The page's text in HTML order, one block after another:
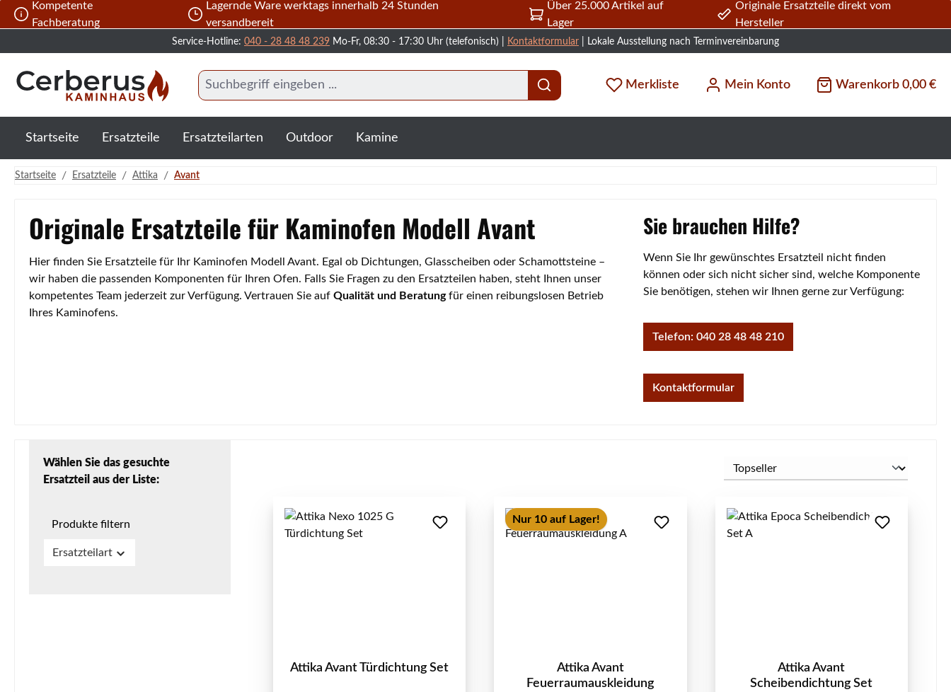
Hauptinhalt springen
Zur Suche springen
Zur Hauptnavigation springen
Kompetente
Fachberatung
Lagernde Ware werktags innerhalb 24 Stunden
versandbereit
Über 25.000 Artikel auf
Lager
Originale Ersatzteile direkt vom
Hersteller
Service-Hotline: 040 - 28 48 48 239 Mo-Fr, 08:30 - 17:30 Uhr (telefonisch) | Kontaktformular | Lokale Ausstellung nach Terminvereinbarung
Merkliste Mein Konto Warenkorb 0,00 €
Startseite Ersatzteile Ersatzteilarten Outdoor Kamine
Startseite / Ersatzteile / Attika / Avant
Originale Ersatzteile für Kaminofen Modell Avant
Hier finden Sie Ersatzteile für Ihr Kaminofen Modell Avant. Egal ob Dichtungen, Glasscheiben oder Schamottsteine –
wir haben die passenden Komponenten für Ihren Ofen. Falls Sie Fragen zu den Ersatzteilen haben, steht Ihnen unser
kompetentes Team jederzeit zur Verfügung. Vertrauen Sie auf Qualität und Beratungfür einen reibungslosen Betrieb
Ihres Kaminofens.
Sie brauchen Hilfe?
Wenn Sie Ihr gewünschtes Ersatzteil nicht finden
können oder sich nicht sicher sind, welche Komponente
Sie benötigen, stehen wir Ihnen gerne zur Verfügung:
Telefon: 040 28 48 48 210
Kontaktformular
Wählen Sie das gesuchte
Ersatzteil aus der Liste:
Produkte filtern
Ersatzteilart
Attika Avant Türdichtung Set
Nur 10 auf Lager!
Attika Avant
Feuerraumauskleidung
Attika Avant
Scheibendichtung Set